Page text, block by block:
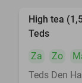
High tea
Teds
Za
Zo
Teds Den